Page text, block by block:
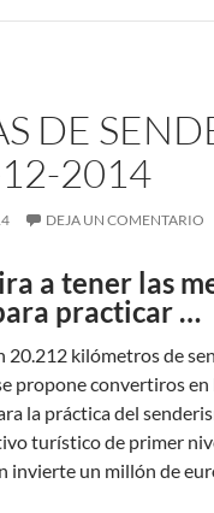
DE
2014
DEJA UN COMENTARIO
a tener las
practicar …
20.212 kilómetros de
propone convertiros en
la práctica del
turístico de primer
invierte un millón de